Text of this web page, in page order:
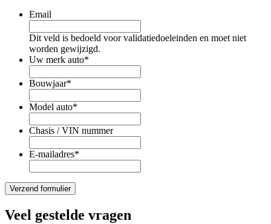
Email
Dit veld is bedoeld voor validatiedoeleinden en moet niet
worden gewijzigd.
Uw merk auto*
Bouwjaar*
Model auto*
Chasis / VIN nummer
E-mailadres*
Veel gestelde vragen